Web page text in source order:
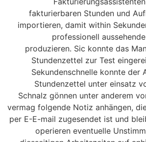
fakturierbaren Stunden und
importieren, damit within
professionell
produzieren. Sic konnte das
Stundenzettel zur Test
Sekundenschnelle konnte der
Stundenzettel unter einsatz
Schnalz gönnen unter anderem
vermag folgende Notiz anhängen,
per E-E-mail zugesendet ist und
operieren eventuelle